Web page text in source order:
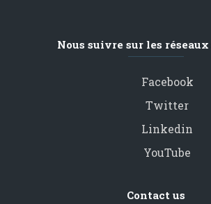
Nous suivre sur les
Facebook
Twitter
Linkedin
YouTube
Contact us